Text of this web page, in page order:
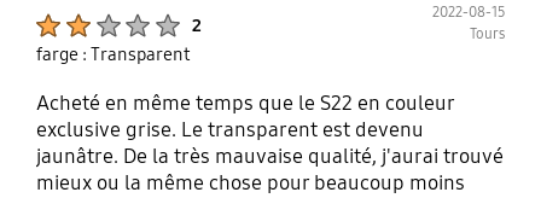
2
2022-08-15
Tours
farge : Transparent
Acheté en même temps que le S22 en couleur
exclusive grise. Le transparent est devenu
jaunâtre. De la très mauvaise qualité, j'aurai trouvé
mieux ou la même chose pour beaucoup moins